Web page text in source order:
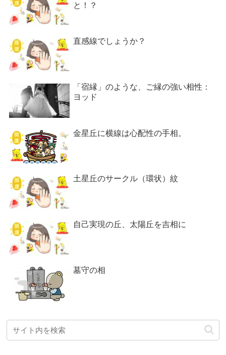
と！？
直感線でしょうか？
「宿縁」のような、ご縁の強い相性：
ヨッド
金星丘に横線は心配性の手相。
土星丘のサークル（環状）紋
自己実現の丘、太陽丘を吉相に
墓守の相